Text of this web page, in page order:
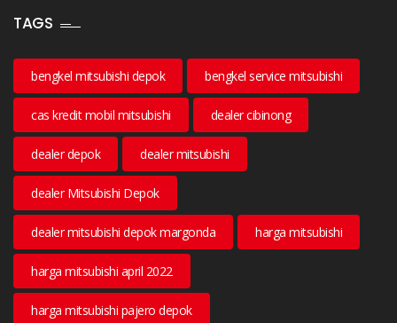
TAGS
bengkel mitsubishi depok bengkel service mitsubishi
cas kredit mobil mitsubishi dealer cibinong
dealer depok dealer mitsubishi
dealer Mitsubishi Depok
dealer mitsubishi depok margonda harga mitsubishi
harga mitsubishi april 2022
harga mitsubishi pajero depok